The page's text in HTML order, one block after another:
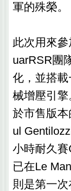
軍的殊榮。
此次用來
uarRSR團
化，並搭
械增壓引
於市售版
ul
小時耐久
已在Le
則是第一